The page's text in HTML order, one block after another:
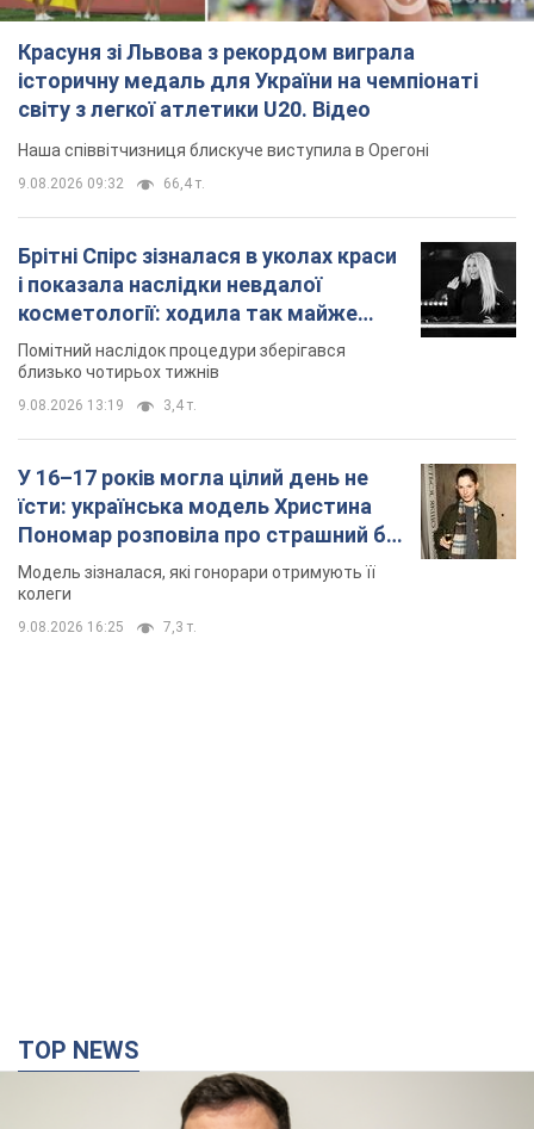
Красуня зі Львова з рекордом виграла
історичну медаль для України на чемпіонаті
світу з легкої атлетики U20. Відео
Наша співвітчизниця блискуче виступила в Орегоні
9.08.2026 09:32 66,4 т.
Брітні Спірс зізналася в уколах краси
і показала наслідки невдалої
косметології: ходила так майже
місяць
Помітний наслідок процедури зберігався
близько чотирьох тижнів
9.08.2026 13:19 3,4 т.
У 16–17 років могла цілий день не
їсти: українська модель Христина
Пономар розповіла про страшний бік
модельної кар’єри
Модель зізналася, які гонорари отримують її
колеги
9.08.2026 16:25 7,3 т.
TOP NEWS